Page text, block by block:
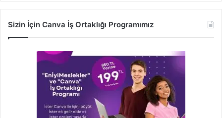
Sizin İçin Canva İş Ortaklığı Programımız